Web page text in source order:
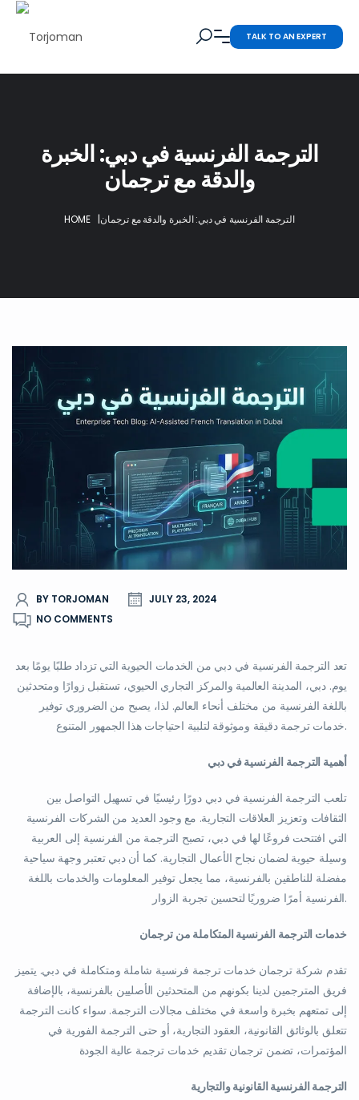
TALK TO AN EXPERT
الترجمة الفرنسية في دبي: الخبرة
والدقة مع ترجمان
HOME |الترجمة الفرنسية في دبي: الخبرة والدقة مع ترجمان
BY TORJOMAN
JULY 23, 2024
NO COMMENTS
تعد الترجمة الفرنسية في دبي من الخدمات الحيوية التي تزداد طلبًا يومًا بعد
يوم. دبي، المدينة العالمية والمركز التجاري الحيوي، تستقبل زوارًا ومتحدثين
باللغة الفرنسية من مختلف أنحاء العالم. لذا، يصبح من الضروري توفير
خدمات ترجمة دقيقة وموثوقة لتلبية احتياجات هذا الجمهور المتنوع.
أهمية الترجمة الفرنسية في دبي
تلعب الترجمة الفرنسية في دبي دورًا رئيسيًا في تسهيل التواصل بين
الثقافات وتعزيز العلاقات التجارية. مع وجود العديد من الشركات الفرنسية
التي افتتحت فروعًا لها في دبي، تصبح الترجمة من الفرنسية إلى العربية
وسيلة حيوية لضمان نجاح الأعمال التجارية. كما أن دبي تعتبر وجهة سياحية
مفضلة للناطقين بالفرنسية، مما يجعل توفير المعلومات والخدمات باللغة
الفرنسية أمرًا ضروريًا لتحسين تجربة الزوار.
خدمات الترجمة الفرنسية المتكاملة من ترجمان
تقدم شركة ترجمان خدمات ترجمة فرنسية شاملة ومتكاملة في دبي. يتميز
فريق المترجمين لدينا بكونهم من المتحدثين الأصليين بالفرنسية، بالإضافة
إلى تمتعهم بخبرة واسعة في مختلف مجالات الترجمة. سواء كانت الترجمة
تتعلق بالوثائق القانونية، العقود التجارية، أو حتى الترجمة الفورية في
المؤتمرات، تضمن ترجمان تقديم خدمات ترجمة عالية الجودة
الترجمة الفرنسية القانونية والتجارية